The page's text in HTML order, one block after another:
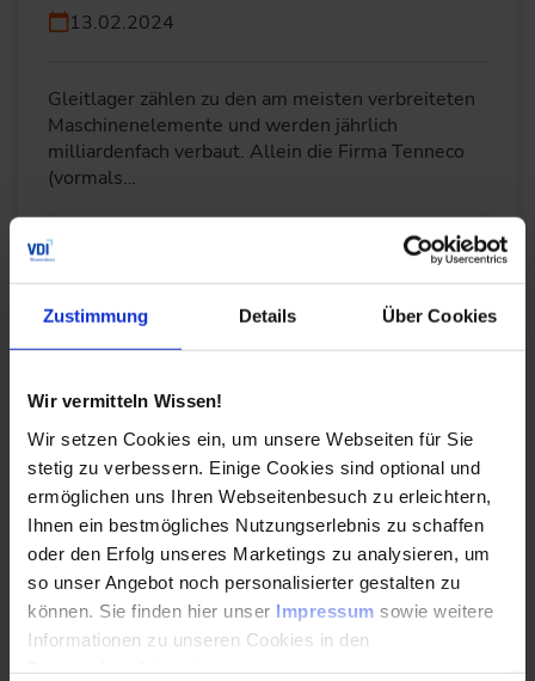
Zustimmung Details Über Cookies
Wir vermitteln Wissen!
Wir setzen Cookies ein, um unsere Webseiten für Sie
stetig zu verbessern. Einige Cookies sind optional und
ermöglichen uns Ihren Webseitenbesuch zu erleichtern,
Ihnen ein bestmögliches Nutzungserlebnis zu schaffen
oder den Erfolg unseres Marketings zu analysieren, um
so unser Angebot noch personalisierter gestalten zu
können. Sie finden hier unser Impressum sowie weitere
Informationen zu unseren Cookies in den
13.02.2024
Gleitlager zählen zu den am meisten verbreiteten
Maschinenelemente und werden jährlich
milliardenfach verbaut. Allein die Firma Tenneco
(vormals…
WEITERLESEN
Einblicke in die Welt der
16.01.2024
Dr.-Ing. Martin Dazer ist Experte im Bereich
Zuverlässigkeitstechnik und Versuchsmethodik
und leitet den VDI-Spezialtag "Grundlagen der…
WEITERLESEN